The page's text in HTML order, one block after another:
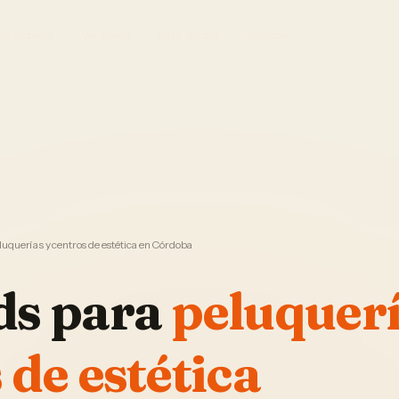
y centros de estética en Córdoba
para
estética